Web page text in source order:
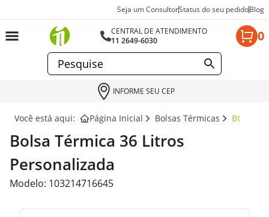
Seja um ConsultorStatus do seu pedidoBlog
CENTRAL DE ATENDIMENTO
11 2649-6030
0
INFORME SEU CEP
Você está aqui: Página Inicial Bolsas Térmicas BOLSA
Bolsa Térmica 36 Litros
Personalizada
Modelo: 103214716645